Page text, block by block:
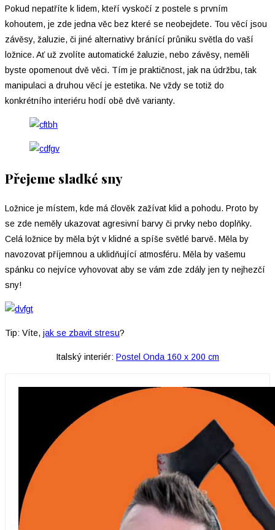
Pokud nepatříte k lidem, kteří vyskočí z postele s prvním
kohoutem, je zde jedna věc bez které se neobejdete. Tou věcí jsou
závěsy, žaluzie, či jiné alternativy bránící průniku světla do vaší
ložnice. Ať už zvolíte automatické žaluzie, nebo závěsy, neměli
byste opomenout dvě věci. Tím je praktičnost, jak na údržbu, tak
manipulaci a druhou věcí je estetika. Ne vždy se totiž do
konkrétního interiéru hodí obě dvě varianty.
Přejeme sladké sny
Ložnice je místem, kde má člověk zažívat klid a pohodu. Proto by
se zde neměly ukazovat agresivní barvy či prvky nebo doplňky.
Celá ložnice by měla být v klidné a spíše světlé barvě. Měla by
navozovat příjemnou a uklidňující atmosféru. Měla by vašemu
spánku co nejvíce vyhovovat aby se vám zde zdály jen ty nejhezčí
sny!
Tip: Víte, jak se zbavit stresu?
Italský interiér: Postel Onda 160 x 200 cm